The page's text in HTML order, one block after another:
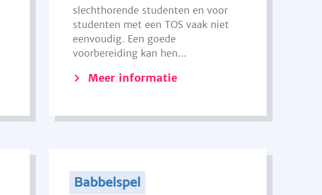
slechthorende studenten en voor
studenten met een TOS vaak niet
eenvoudig. Een goede
voorbereiding kan hen...
Meer informatie
Babbelspel